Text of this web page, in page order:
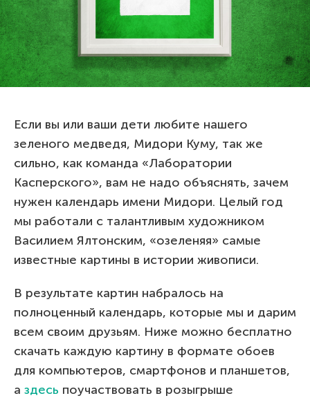
Если вы или ваши дети любите нашего
зеленого медведя, Мидори Куму, так же
сильно, как команда «Лаборатории
Касперского», вам не надо объяснять, зачем
нужен календарь имени Мидори. Целый год
мы работали с талантливым художником
Василием Ялтонским, «озеленяя» самые
известные картины в истории живописи.
В результате картин набралось на
полноценный календарь, которые мы и дарим
всем своим друзьям. Ниже можно бесплатно
скачать каждую картину в формате обоев
для компьютеров, смартфонов и планшетов,
а здесь поучаствовать в розыгрыше